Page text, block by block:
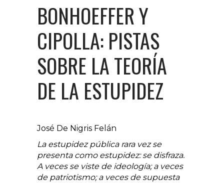
BONHOEFFER Y
CIPOLLA: PISTAS
SOBRE LA TEORÍA
DE LA ESTUPIDEZ
José De Nigris Felán
La estupidez pública rara vez se
presenta como estupidez: se disfraza.
A veces se viste de ideología; a veces
de patriotismo; a veces de supuesta